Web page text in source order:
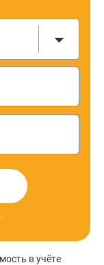
в учёте